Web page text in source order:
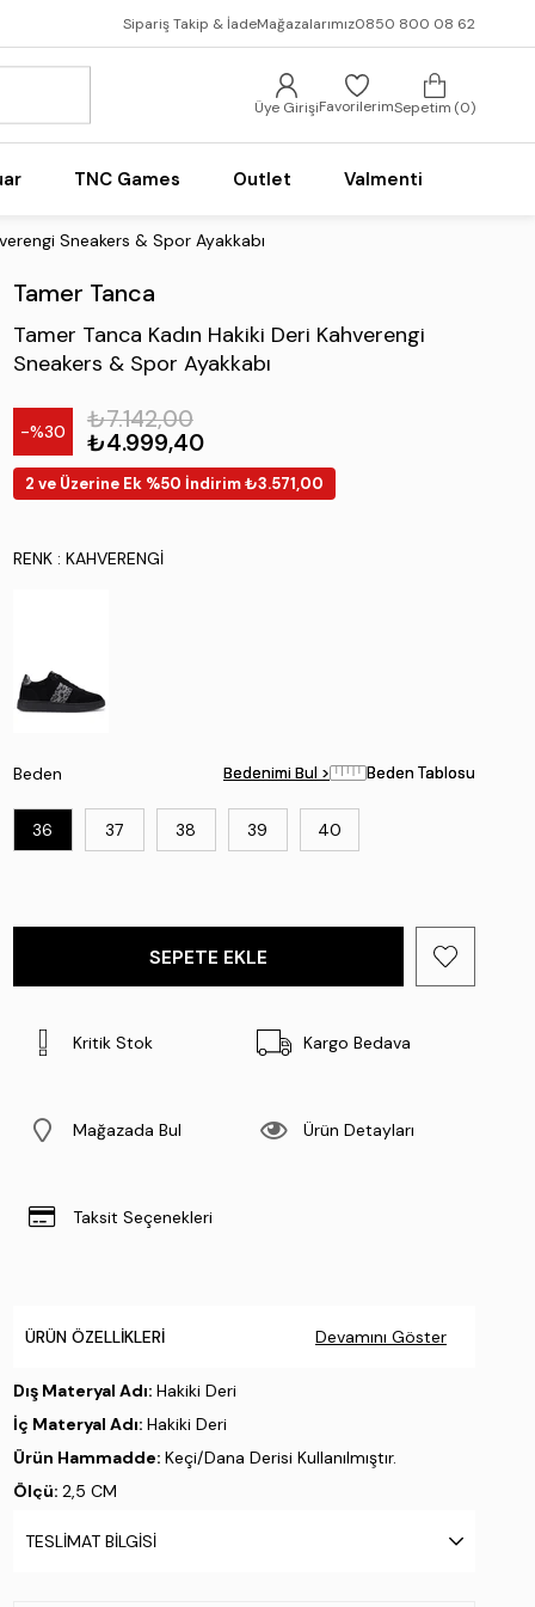
Sipariş Takip & İadeMağazalarımız0850 800 08 62
Üye GirişiFavorilerimSepetim 0
TNC Games Outlet Valmenti
Sneakers & Spor Ayakkabı
Tamer Tanca
Tamer Tanca Kadın Hakiki Deri Kahverengi
Sneakers & Spor Ayakkabı
30
₺7.142,00
₺4.999,40
2 ve Üzerine Ek %50 İndirim ₺3.571,00
RENK: KAHVERENGI
Beden
36 37 38 39 40
Bedenimi Bul > Beden Tablosu
Bedenimi Bul > Beden Tablosu
Kritik Stok Kargo Bedava
Mağazada Bul Ürün Detayları
Taksit Seçenekleri
ÜRÜN ÖZELLIKLERI Devamını Göster
Dış Materyal Adı: Hakiki Deri
İç Materyal Adı: Hakiki Deri
Ürün Hammadde: Keçi/Dana Derisi Kullanılmıştır.
Ölçü: 2,5 CM
TESLIMAT BILGISI